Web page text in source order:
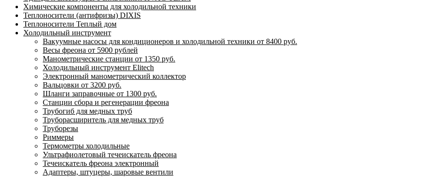
Химические компоненты для холодильной техники
Теплоносители (антифризы) DIXIS
Теплоносители Теплый дом
Холодильный инструмент
Вакуумные насосы для кондиционеров и холодильной техники от 8400 руб.
Весы фреона от 5900 рублей
Манометрические станции от 1350 руб.
Холодильный инструмент Elitech
Электронный манометрический коллектор
Вальцовки от 3200 руб.
Шланги заправочные от 1300 руб.
Станции сбора и регенерации фреона
Трубогиб для медных труб
Труборасширитель для медных труб
Труборезы
Риммеры
Термометры холодильные
Ультрафиолетовый течеискатель фреона
Течеискатель фреона электронный
Адаптеры, штуцеры, шаровые вентили